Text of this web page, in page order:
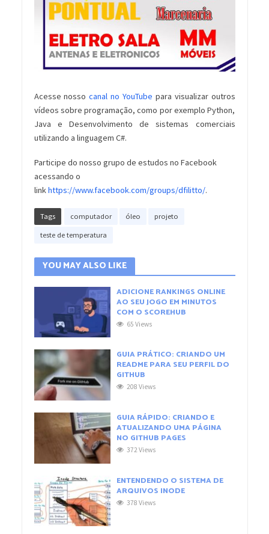
Acesse nossocanal no YouTube para visualizar outros
vídeos sobre programação, como por exemplo Python,
Java e Desenvolvimento de sistemas comerciais
utilizando a linguagem C#.
Participe do nosso grupo de estudos no Facebook
acessando o
linkhttps://www.facebook.com/groups/dfilitto/.
Tags computador óleo projeto
teste de temperatura
YOU MAY ALSO LIKE
ADICIONE RANKINGS ONLINE
AO SEU JOGO EM MINUTOS
COM O SCOREHUB
65 Views
GUIA PRÁTICO: CRIANDO UM
README PARA SEU PERFIL DO
GITHUB
208 Views
GUIA RÁPIDO: CRIANDO E
ATUALIZANDO UMA PÁGINA
NO GITHUB PAGES
372 Views
ENTENDENDO O SISTEMA DE
ARQUIVOS INODE
378 Views